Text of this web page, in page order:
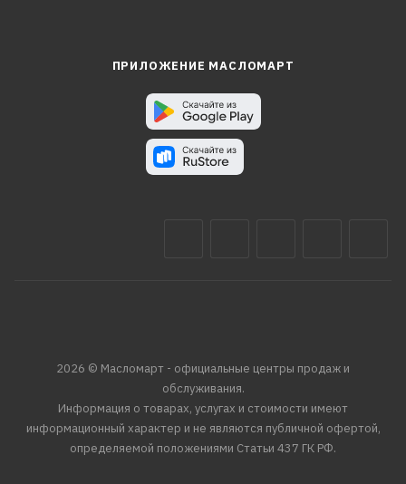
ПРИЛОЖЕНИЕ МАСЛОМАРТ
2026 © Масломарт - официальные центры продаж и
обслуживания.
Информация о товарах, услугах и стоимости имеют
информационный характер и не являются публичной офертой,
определяемой положениями Статьи 437 ГК РФ.